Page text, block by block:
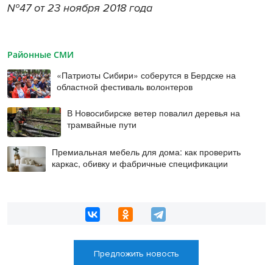
№47 от 23 ноября 2018 года
Районные СМИ
«Патриоты Сибири» соберутся в Бердске на
областной фестиваль волонтеров
В Новосибирске ветер повалил деревья на
трамвайные пути
Премиальная мебель для дома: как проверить
каркас, обивку и фабричные спецификации
Предложить новость